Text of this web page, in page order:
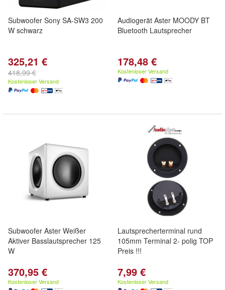
Subwoofer Sony SA-SW3 200
W schwarz
325,21 €
418,99 €
Kostenloser Versand
Audiogerät Aster MOODY BT
Bluetooth Lautsprecher
178,48 €
Kostenloser Versand
Subwoofer Aster Weißer
Aktiver Basslautsprecher 125
W
370,95 €
Kostenloser Versand
Lautsprecherterminal rund
105mm Terminal 2- polig TOP
Preis !!!
7,99 €
Kostenloser Versand